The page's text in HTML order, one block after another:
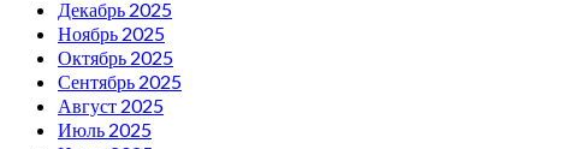
Декабрь 2025
Ноябрь 2025
Октябрь 2025
Сентябрь 2025
Август 2025
Июль 2025